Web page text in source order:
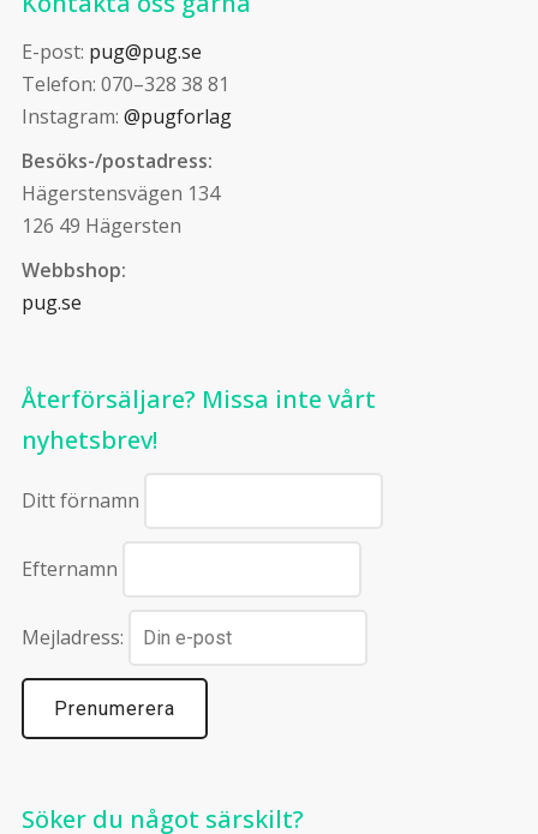
E-post: pug@pug.se
Telefon: 070–328 38 81
Instagram: @pugforlag
Besöks-/postadress:
Hägerstensvägen 134
126 49 Hägersten
Webbshop:
pug.se
Återförsäljare? Missa inte vårt
nyhetsbrev!
Ditt förnamn
Efternamn
Mejladress:
Söker du något särskilt?